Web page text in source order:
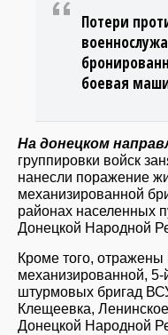
Потери
боевая
На донецком
группировки войск
нанесли поражение
механизированной
районах населенных
Донецкой Народной
Кроме того,
механизированной,
штурмовых бригад
Клещеевка,
Донецкой Народной